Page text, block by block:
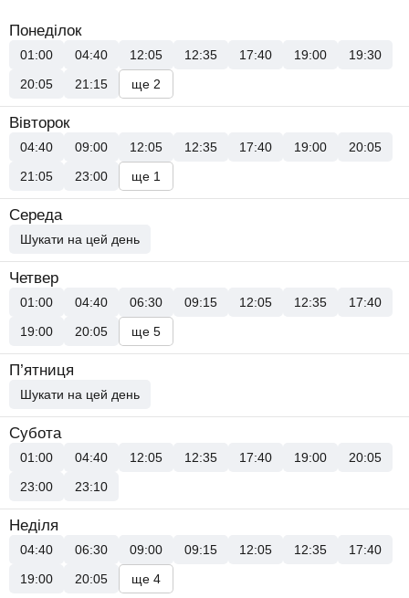
Понеділок
01:00 04:40 12:05 12:35 17:40 19:00
19:30
20:05
21:15 ще 2
Вівторок
04:40 09:00 12:05 12:35 17:40 19:00
20:05
21:05
23:00 ще 1
Середа
Шукати на цей день
Четвер
01:00 04:40 06:30 09:15 12:05 12:35
17:40
19:00
20:05 ще 5
П’ятниця
Шукати на цей день
Субота
01:00 04:40 12:05 12:35 17:40 19:00
20:05
23:00
23:10
Неділя
04:40 06:30 09:00 09:15 12:05 12:35
17:40
19:00
20:05 ще 4